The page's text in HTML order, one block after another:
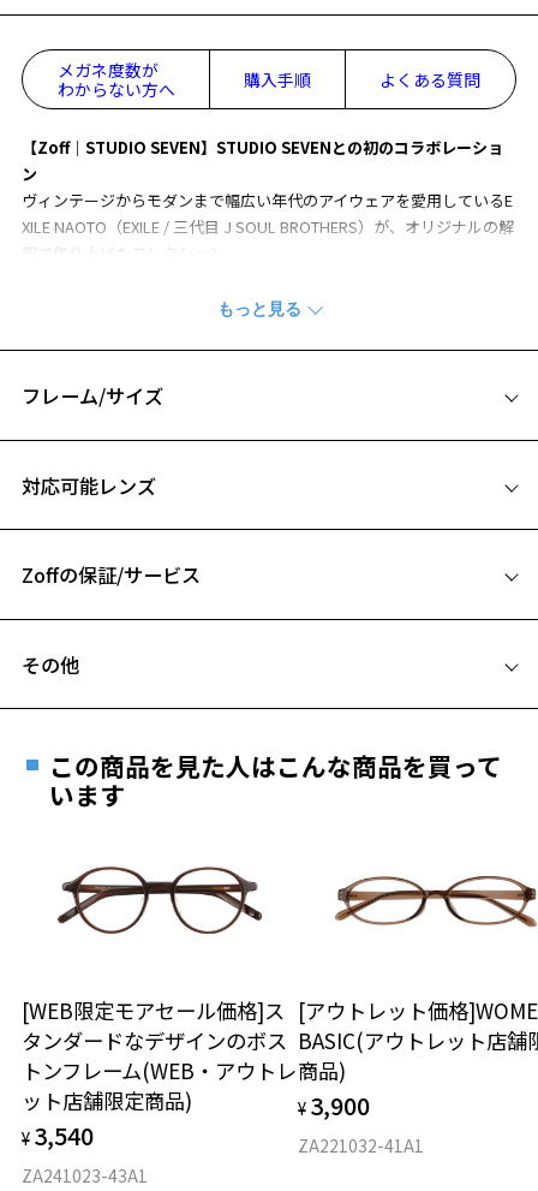
お気に入りに追加済です。
お気に入りリストは
メガネ度数が
わからない方へ
購入手順 よくある質問
【Zoff｜STUDIO SEVEN】STUDIO SEVENとの初のコラボレーショ
ン
ヴィンテージからモダンまで幅広い年代のアイウェアを愛用しているE
XILE NAOTO（EXILE / 三代目 J SOUL BROTHERS）が、オリジナルの解
釈で作り上げたコレクション。
という気持ちが込められています。
【デザイン】
スタイリッシュな細身のメガネに、プラスチックとメタルのコンビネ
ーションなど製作技術が向上した時代を表現。
細身のフォルムで、スタリッシュな着こなしとの相性は抜群！
が。
【カラー】
ZO231025-14E1：マルチに使える定番のブラック。
全てのフレームにブランドのアイコンである「コーションロゴ」を前
面にデザインしたオリジナルケースと巾着型メガネ拭きのセット付
き。
EXILE NAOTO（EXILE / 三代目 J SOUL BROTHERS）が クリエティブ・
ディレクターを務めるファッションブランド。
自身のバックボーンであるミュージックやダンスカルチャーの世界
デザインからグラフィック、プリント技法や素材に対して、普遍性/ユ
ーモア性/先進性を持たせ、表現の可能性を追求。
アーティストNAOTOとしての表現力、デザイナーNAOTOとしての表現
力、互いがリンクし、時には相反する二面性を持ち合わせたクリエイ
ションを発信する。
※柄や色味の出方に個体差があり、画像と異なる場合がございます。
フレーム/サイズ
B ブリッジ(鼻部分)の横幅：19mm
仕上がり寸法
D 仕上がりの横幅：約136mm
E 仕上がりの縦幅：約47mm
対応可能レンズ
フレームとレンズの合計料金を知りたい方へ
Zoffの保証/サービス
安心1 フレーム１年間品質保証
きます。
※保証期間内に交換が行われた場合、保証期間は初期の期間から
延長されません。
安心2 視力測定無料
視力の変化を早めに発見するために、定期的な視
力測定をおすすめいたします。
安心3 かかり具合調整無料
その他
ご希望のお客さまは、「レンズ交換券」をお選びのうえ、
最寄りのZoff実店舗にてレンズをお買い求めください。
※サングラスやパッケージ品では「レンズ交換券」はお選び
談ください。
オンラインストアでフレームのみ購入して、
実店舗で度付きにできます
ご購入時に「レンズ交換券」をお選びいただくと、実店舗で
度数を測定のうえ、度付きレンズ（標準セットレンズ）へ無
料交換いただけます。
詳しくはこちら
この商品を見た人はこんな商品を買って
います
[WEB限定モアセール価格]ス
タンダードなデザインのボス
トンフレーム(WEB・アウトレ
ット店舗限定商品)
¥ 3,540
ZA241023-43A1
[アウトレット価格
BASIC(アウトレット店舗
商品)
¥ 3,900
ZA221032-41A1